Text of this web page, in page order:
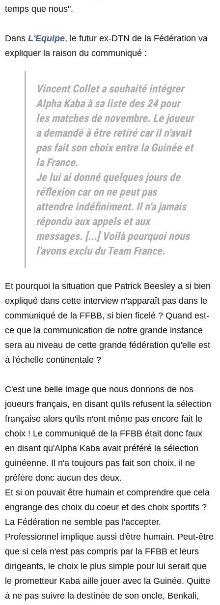
temps que nous".
Dans L'Equipe, le futur ex-DTN de la Fédération va
expliquer la raison du communiqué :
Vincent Collet a souhaité intégrer
Alpha Kaba à sa liste des 24 pour
les matches de novembre. Le joueur
a demandé à être retiré car il n'avait
pas fait son choix entre la Guinée et
la France.
Je lui ai donné quelques jours de
réflexion car on ne peut pas
attendre indéfiniment. Il n'a jamais
répondu aux appels et aux
messages. [...] Voilà pourquoi nous
l'avons exclu du Team France.
Et pourquoi la situation que Patrick Beesley a si bien
expliqué dans cette interview n'apparaît pas dans le
communiqué de la FFBB, si bien ficelé ? Quand est-
ce que la communication de notre grande instance
sera au niveau de cette grande fédération qu'elle est
à l'échelle continentale ?
C'est une belle image que nous donnons de nos
joueurs français, en disant qu'ils refusent la sélection
française alors qu'ils n'ont même pas encore fait le
choix ! Le communiqué de la FFBB était donc faux
en disant qu'Alpha Kaba avait préféré la sélection
guinéenne. Il n'a toujours pas fait son choix, il ne
préfére donc aucun des deux.
Et si on pouvait être humain et comprendre que cela
engrange des choix du coeur et des choix sportifs ?
La Fédération ne semble pas l'accepter.
Professionnel implique aussi d'être humain. Peut-être
que si cela n'est pas compris par la FFBB et leurs
dirigeants, le choix le plus simple pour lui serait que
le prometteur Kaba aille jouer avec la Guinée. Quitte
à ne pas suivre la destinée de son oncle, Benkali,